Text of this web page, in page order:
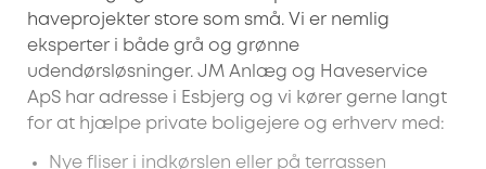
haveprojekter store som små. Vi er nemlig
eksperter i både grå og grønne
udendørsløsninger. JM Anlæg og Haveservice
ApS har adresse i Esbjerg og vi kører gerne langt
for at hjælpe private boligejere og erhverv med:
Nye fliser i indkørslen eller på terrassen